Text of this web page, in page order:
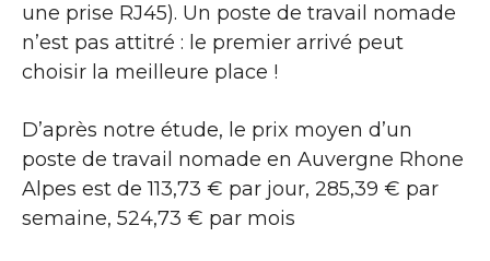
une prise RJ45). Un poste de travail nomade
n’est pas attitré : le premier arrivé peut
choisir la meilleure place !
D’après notre étude, le prix moyen d’un
poste de travail nomade en Auvergne Rhone
Alpes est de 113,73 € par jour, 285,39 € par
semaine, 524,73 € par mois